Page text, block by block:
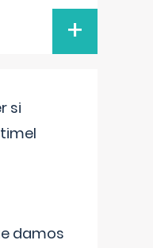
+
si
damos